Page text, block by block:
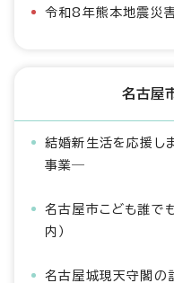
令和8年熊本地震災
名古屋
結婚新生活を応援し
事業―
名古屋市こども誰で
内）
名古屋城現天守閣の